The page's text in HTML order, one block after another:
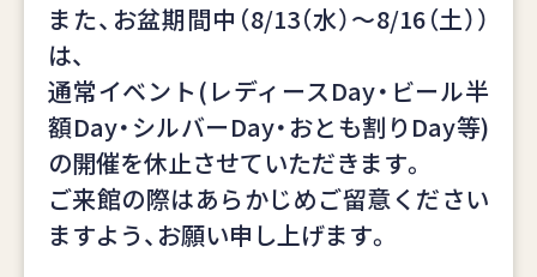
また、お盆期間中（8/13（水）～8/16（土））
は、
通常イベント(レディースDay・ビール半
額Day・シルバーDay・おとも割りDay等)
の開催を休止させていただきます。
ご来館の際はあらかじめご留意ください
ますよう、お願い申し上げます。